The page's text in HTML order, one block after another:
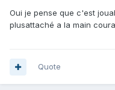
Oui je pense que c'est
plusattaché a la main
Quote